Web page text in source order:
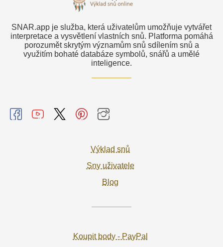
SNAR.app je služba, která uživatelům umožňuje vytvářet
interpretace a vysvětlení vlastních snů. Platforma pomáhá
porozumět skrytým významům snů sdílením snů a
využitím bohaté databáze symbolů, snářů a umělé
inteligence.
Výklad snů
Sny uživatele
Blog
Koupit body - PayPal